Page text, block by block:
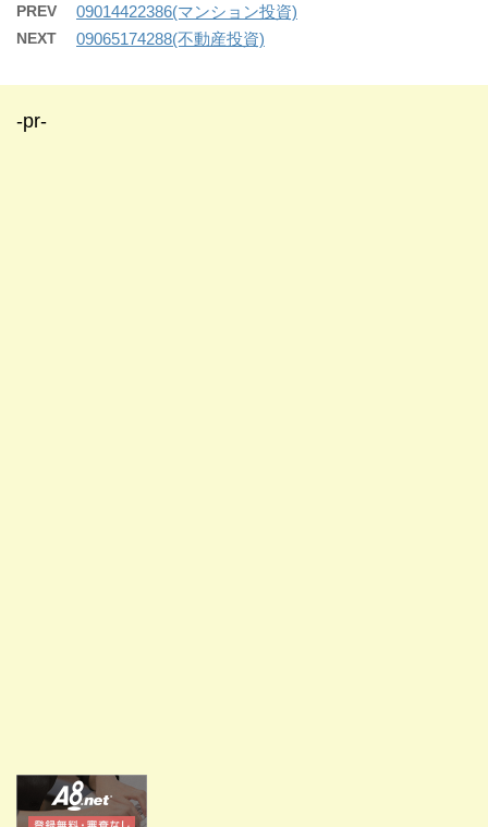
PREV 09014422386(マンション投資)
NEXT 09065174288(不動産投資)
-pr-